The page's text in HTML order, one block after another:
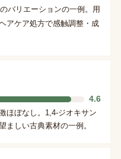
バリエーションの一例。用
アケア処方で感触調整・成
4.6
ほぼなし。1,4-ジオキサン
ましい古典素材の一例。